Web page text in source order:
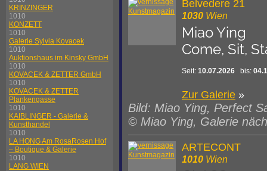
KRINZINGER
1010
KONZETT
1010
Galerie Sylvia Kovacek
1010
Auktionshaus im Kinsky GmbH
1010
KOVACEK & ZETTER GmbH
1010
KOVACEK & ZETTER
Plankengasse
1010
KAIBLINGER - Galerie &
Kunsthandel
1010
LA HONG Am RosaRosen Hof
– Boutique & Galerie
1010
LANG WIEN
Belvedere 21
1030 Wien
Miao Ying
Come, Sit,
Seit: 10.07.2026 bis:
Zur Galerie »
Bild: Miao Ying, Perfect
© Miao Ying, Galerie
ARTECONT
1010 Wien